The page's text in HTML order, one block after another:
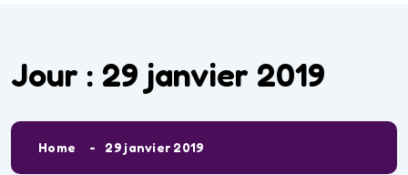
Jour : 29 janvier 2019
Home 29 janvier 2019